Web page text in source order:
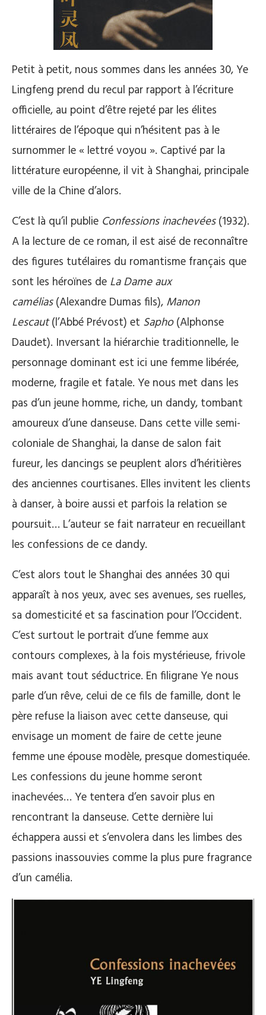
Petit à petit, nous sommes dans les années 30, Ye
Lingfeng prend du recul par rapport à l’écriture
officielle, au point d’être rejeté par les élites
littéraires de l’époque qui n’hésitent pas à le
surnommer le « lettré voyou ». Captivé par la
littérature européenne, il vit à Shanghai, principale
ville de la Chine d’alors.
C’est là qu’il publie Confessions inachevées(1932).
A la lecture de ce roman, il est aisé de reconnaître
des figures tutélaires du romantisme français que
sont les héroïnes de La Dame aux
camélias(Alexandre Dumas fils), Manon
Lescaut(l’Abbé Prévost) et Sapho(Alphonse
Daudet). Inversant la hiérarchie traditionnelle, le
personnage dominant est ici une femme libérée,
moderne, fragile et fatale. Ye nous met dans les
pas d’un jeune homme, riche, un dandy, tombant
amoureux d’une danseuse. Dans cette ville semi-
coloniale de Shanghai, la danse de salon fait
fureur, les dancings se peuplent alors d’héritières
des anciennes courtisanes. Elles invitent les clients
à danser, à boire aussi et parfois la relation se
poursuit… L’auteur se fait narrateur en recueillant
les confessions de ce dandy.
C’est alors tout le Shanghai des années 30 qui
apparaît à nos yeux, avec ses avenues, ses ruelles,
sa domesticité et sa fascination pour l’Occident.
C’est surtout le portrait d’une femme aux
contours complexes, à la fois mystérieuse, frivole
mais avant tout séductrice. En filigrane Ye nous
parle d’un rêve, celui de ce fils de famille, dont le
père refuse la liaison avec cette danseuse, qui
envisage un moment de faire de cette jeune
femme une épouse modèle, presque domestiquée.
Les confessions du jeune homme seront
inachevées… Ye tentera d’en savoir plus en
rencontrant la danseuse. Cette dernière lui
échappera aussi et s’envolera dans les limbes des
passions inassouvies comme la plus pure fragrance
d’un camélia.